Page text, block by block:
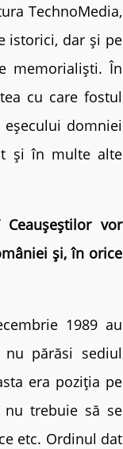
TechnoMedia,
istorici, dar și pe
memorialiști. În
cu care fostul
domniei
și în multe alte
vor
și, în orice
1989 au
părăsi sediul
era poziția pe
nu trebuie să se
etc. Ordinul dat